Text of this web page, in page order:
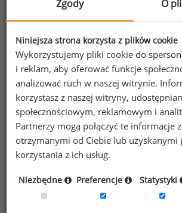
przez Sedlak& Sedlak w 2015
Zgody O
Niniejsza strona korzysta z plików cookie
Wykorzystujemy pliki cookie do
i reklam, aby oferować funkcje
analizować ruch w naszej witrynie.
korzystasz z naszej witryny,
społecznościowym, reklamowym i
Partnerzy mogą połączyć te informacje
otrzymanymi od Ciebie lub uzyskanymi
korzystania z ich usług.
Niezbędne Preferencje Statystyki